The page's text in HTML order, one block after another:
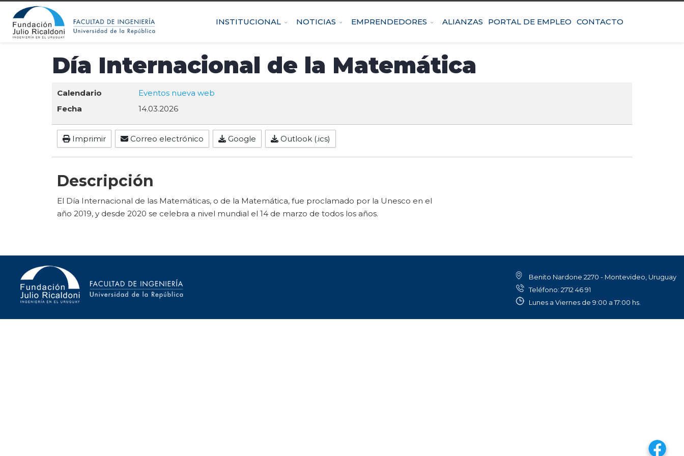
INSTITUCIONAL NOTICIAS EMPRENDEDORES ALIANZAS PORTAL DE EMPLEO CONTACTO
Día Internacional de la Matemática
Calendario
Eventos nueva web
Fecha
14.03.2026
Imprimir Correo electrónico Google Outlook (.ics)
Descripción
El Día Internacional de las Matemáticas, o de la Matemática, fue proclamado por la Unesco en el
año 2019, y desde 2020 se celebra a nivel mundial el 14 de marzo de todos los años.
Benito Nardone 2270 - Montevideo, Uruguay
Teléfono: 2712 46 91
Lunes a Viernes de 9:00 a 17:00 hs.